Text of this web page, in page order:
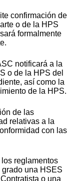
confirmación de
o de la HPS
formalmente
notificará a la
o de la HPS del
así como la
de la HPS.
de las
relativas a la
con las
reglamentos
una HSES
o una